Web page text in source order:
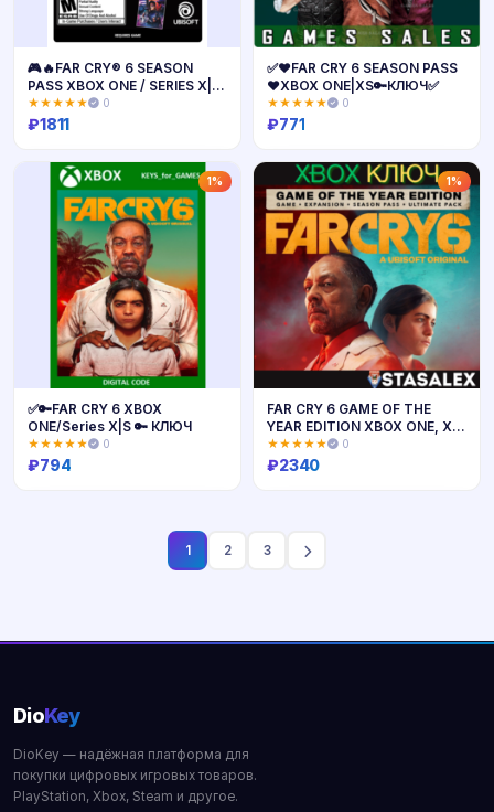
Купить
🎮🔥FAR CRY® 6 SEASON
PASS XBOX ONE / SERIES X|S
🔑КЛЮЧ
★★★★★ 0
₽1811
Купить
✅❤️FAR CRY 6 SEASON PASS
❤️XBOX ONE|XS🔑КЛЮЧ✅
★★★★★ 0
₽771
1%
✅🔑FAR CRY 6 XBOX
ONE/Series X|S 🔑 КЛЮЧ
★★★★★ 0
₽794
1%
FAR CRY 6 GAME OF THE
YEAR EDITION XBOX ONE, X|S
🔑КЛЮЧ
★★★★★ 0
₽2340
1 2 3
DioKey
DioKey — надёжная платформа для
покупки цифровых игровых товаров.
PlayStation, Xbox, Steam и другое.